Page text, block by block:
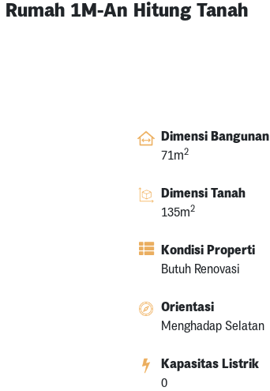
1M-An Hitung Tanah
Dimensi Bangunan
71m2
Dimensi Tanah
135m2
Kondisi Properti
Butuh Renovasi
Orientasi
Menghadap Selatan
Kapasitas Listrik
0